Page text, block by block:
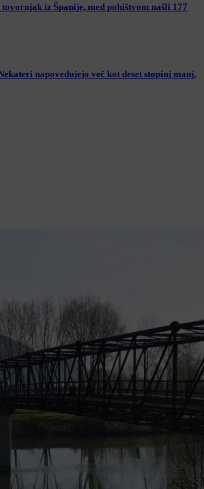
iz Španije, med pohištvom našli 177
napovedujejo več kot deset stopinj manj,